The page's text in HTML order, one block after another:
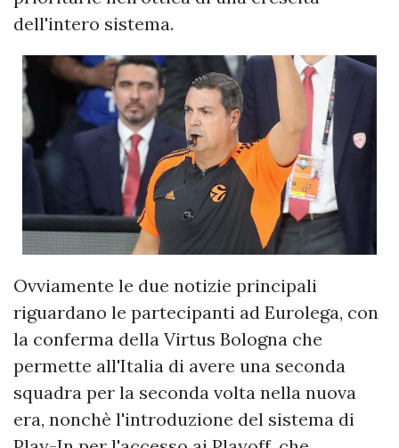
dell'intero sistema.
Ovviamente le due notizie principali
riguardano le partecipanti ad Eurolega, con
la conferma della Virtus Bologna che
permette all'Italia di avere una seconda
squadra per la seconda volta nella nuova
era, nonchè l'introduzione del sistema di